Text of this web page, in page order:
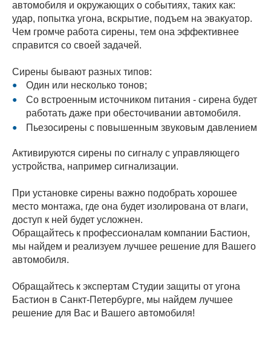
автомобиля и окружающих о событиях, таких как:
удар, попытка угона, вскрытие, подъем на эвакуатор.
Чем громче работа сирены, тем она эффективнее
справится со своей задачей.
Сирены бывают разных типов:
Один или несколько тонов;
Со встроенным источником питания - сирена будет
работать даже при обесточивании автомобиля.
Пьезосирены с повышенным звуковым давлением
Активируются сирены по сигналу с управляющего
устройства, например сигнализации.
При установке сирены важно подобрать хорошее
место монтажа, где она будет изолирована от влаги,
доступ к ней будет усложнен.
Обращайтесь к профессионалам компании Бастион,
мы найдем и реализуем лучшее решение для Вашего
автомобиля.
Обращайтесь к экспертам Студии защиты от угона
Бастион в Санкт-Петербурге, мы найдем лучшее
решение для Вас и Вашего автомобиля!